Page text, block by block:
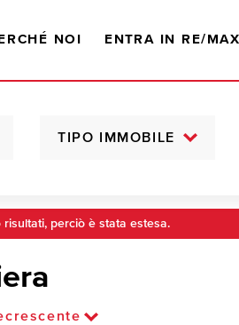
NOI ENTRA IN RE/MAX
TIPO IMMOBILE
perciò è stata estesa.